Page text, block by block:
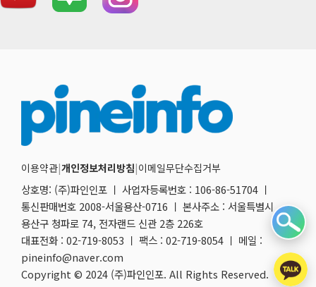
이용약관|개인정보처리방침|이메일무단수집거부
상호명: (주)파인인포 ㅣ 사업자등록번호 : 106-86-51704 ㅣ
통신판매번호 2008-서울용산-0716 ㅣ 본사주소 : 서울특별시
용산구 청파로 74, 전자랜드 신관 2층 226호
대표전화 : 02-719-8053 ㅣ 팩스 : 02-719-8054 ㅣ 메일 :
pineinfo@naver.com
Copyright © 2024 (주)파인인포. All Rights Reserved.